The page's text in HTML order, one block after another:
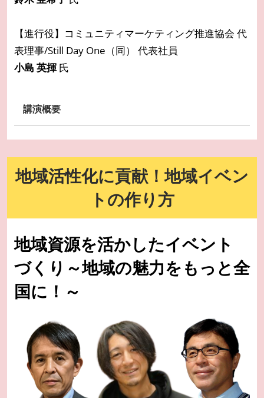
【進行役】コミュニティマーケティング推進協会 代
表理事/Still Day One（同） 代表社員
小島 英揮 氏
講演概要
地域活性化に貢献！地域イベン
トの作り方
地域資源を活かしたイベント
づくり～地域の魅力をもっと全
国に！～